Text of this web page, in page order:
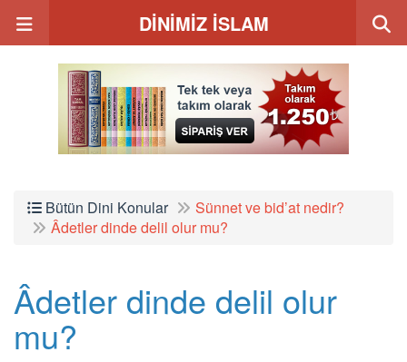
DİNİMİZ İSLAM
Bütün Dini Konular
Sünnet ve bid’at nedir?
Âdetler dinde delil olur mu?
Âdetler dinde delil olur
mu?